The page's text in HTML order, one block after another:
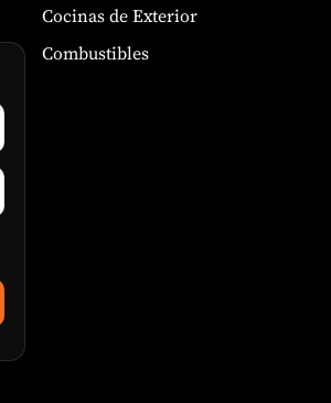
Cocinas de Exterior
Combustibles